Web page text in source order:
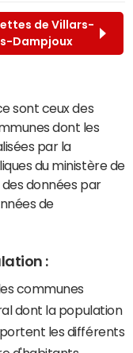
de Villars-
Dampjoux
sont ceux des
dont les
par la
du ministère de
des données par
de
:
communes
dont la population
les différents